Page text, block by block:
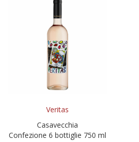
Veritas
Casavecchia
Confezione 6 bottiglie 750 ml